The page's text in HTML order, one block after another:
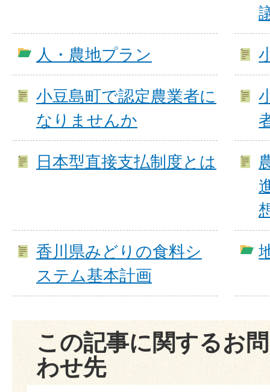
人・農地プラン
小豆島町で認定農業者に
なりませんか
日本型直接支払制度とは
香川県みどりの食料シ
ステム基本計画
この記事に関するお
わせ先